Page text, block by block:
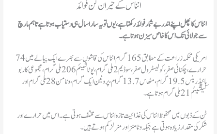
انناس کے حیران کن فوائد
انناس کا پھل اپنے اندر بے شمار فوائد رکھتا ہے، یوں تو یہ سارا سال ہی دستیاب ہوتا ہے تاہم مارچ
سے جولائی تک اس کا خاص سیزن ہوتا ہے۔
امریکی محکمہ زراعت کے مطابق 165 گرام انناس کی قاشوں سے بھرے ایک پیالے میں 74
حرارے، چکنائی صفر، کولیسٹرول صفر، سوڈیم 2 ملی گرام، پوٹاشیئم 206 ملی گرام، مجموعی کاربو
ہائیڈریٹس 19.5 گرام ،مٹھاس 13.7 گرام، پروٹین ایک گرام، وٹامن 28 ملی گرام اور
کیلشیئم 21 ملی گرام ہوتا ہے۔
ٹن کے ڈبوں میں محفوظ انناس کی غذائیت تازہ انناس سے مختلف ہوتی ہے۔ اس میں حرارے اور
شکر کی مقدار زیادہ ہوتی ہے جبکہ وٹامنز اور منرلز کم ہوتے ہیں۔